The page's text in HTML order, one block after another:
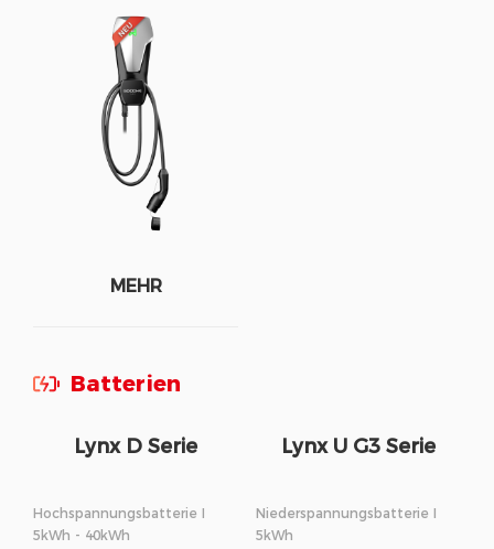
MEHR
Batterien
Lynx D Serie
Hochspannungsbatterie I
5kWh - 40kWh
Lynx U G3 Serie
Niederspannungsbatterie I
5kWh